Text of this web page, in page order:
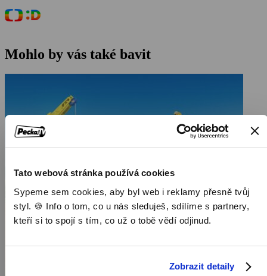
Tato webová stránka používá cookies
Sypeme sem cookies, aby byl web i reklamy přesně tvůj
styl. 🍪 Info o tom, co u nás sleduješ, sdílíme s partnery,
kteří si to spojí s tím, co už o tobě vědí odjinud.
Zobrazit detaily
Mohlo by vás také bavit